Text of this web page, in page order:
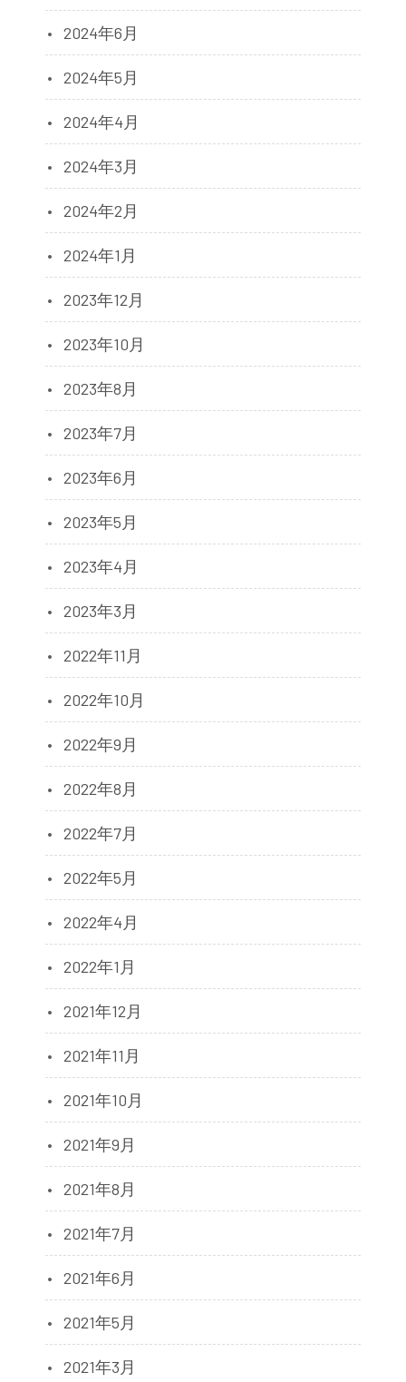
2024年6月
2024年5月
2024年4月
2024年3月
2024年2月
2024年1月
2023年12月
2023年10月
2023年8月
2023年7月
2023年6月
2023年5月
2023年4月
2023年3月
2022年11月
2022年10月
2022年9月
2022年8月
2022年7月
2022年5月
2022年4月
2022年1月
2021年12月
2021年11月
2021年10月
2021年9月
2021年8月
2021年7月
2021年6月
2021年5月
2021年3月